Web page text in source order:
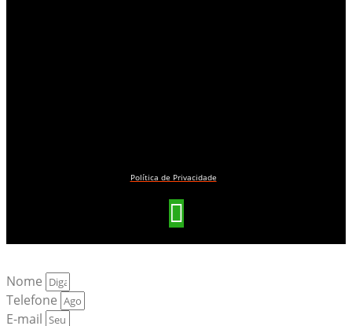
Política de Privacidade
Nome
Telefone
E-mail